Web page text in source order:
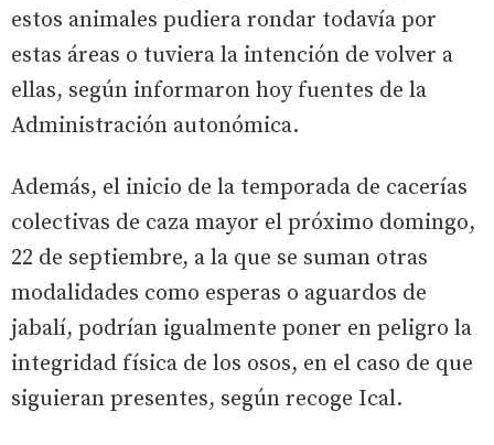
estos animales pudiera rondar todavía por
estas áreas o tuviera la intención de volver a
ellas, según informaron hoy fuentes de la
Administración autonómica.
Además, el inicio de la temporada de cacerías
colectivas de caza mayor el próximo domingo,
22 de septiembre, a la que se suman otras
modalidades como esperas o aguardos de
jabalí, podrían igualmente poner en peligro la
integridad física de los osos, en el caso de que
siguieran presentes, según recoge Ical.